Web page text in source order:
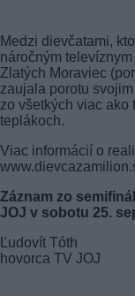
Medzi dievčatami,
náročným
Zlatých Moraviec
zaujala porotu
zo všetkých viac
teplákoch.
Viac informácií o
Záznam zo
JOJ v sobotu 25.
Ľudovít Tóth
hovorca TV JOJ